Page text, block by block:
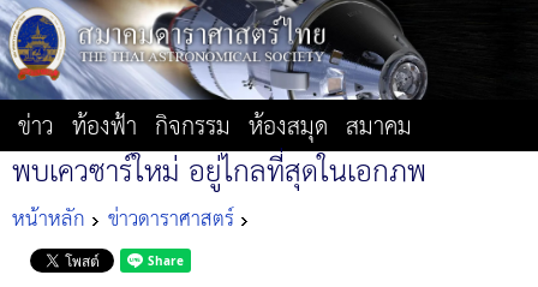
ข่าว ท้องฟ้า กิจกรรม ห้องสมุด สมาคม
พบเควซาร์ใหม่ อยู่ไกลที่สุดในเอกภพ
หน้าหลัก ข่าวดาราศาสตร์